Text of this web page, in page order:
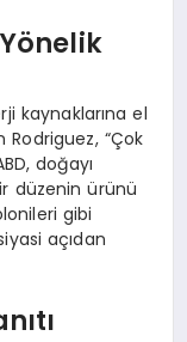
kaynaklarına el
“Çok
doğayı
düzenin ürünü
gibi
açıdan